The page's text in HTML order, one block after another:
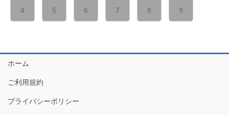
4 5 6 7 8 9
ホーム
ご利用規約
プライバシーポリシー